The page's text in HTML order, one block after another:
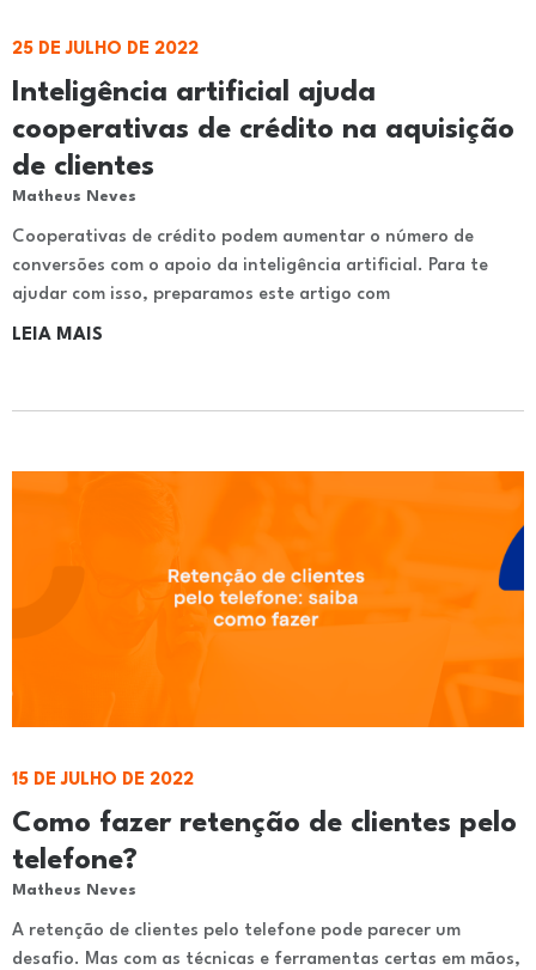
Inteligência artificial ajuda
cooperativas de crédito na aquisição
de clientes
Matheus Neves
25 DE JULHO DE 2022
Cooperativas de crédito podem aumentar o número de
conversões com o apoio da inteligência artificial. Para te
ajudar com isso, preparamos este artigo com
LEIA MAIS
Como fazer retenção de clientes pelo
telefone?
Matheus Neves
15 DE JULHO DE 2022
A retenção de clientes pelo telefone pode parecer um
desafio. Mas com as técnicas e ferramentas certas em mãos,